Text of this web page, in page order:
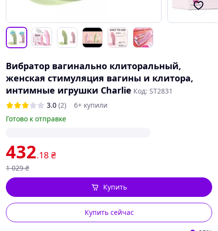
Вибратор вагинально клиторальный,
женская стимуляция вагины и клитора,
интимные игрушки Charlie Код: ST2831
3.0 (2)
6+ купили
Готово к отправке
432.18 ₴
1 029 ₴
Купить сейчас
Купить